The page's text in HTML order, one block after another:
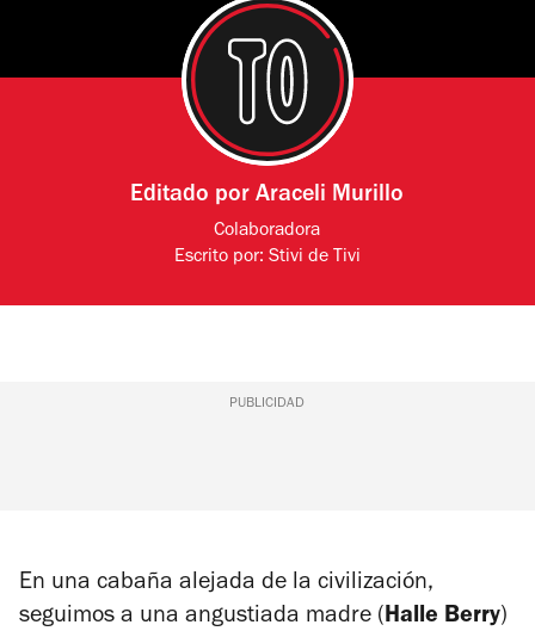
Editado porAraceli Murillo
Colaboradora
Escrito por: Stivi de Tivi
PUBLICIDAD
En una cabaña alejada de la civilización,
seguimos a una angustiada madre (Halle Berry)